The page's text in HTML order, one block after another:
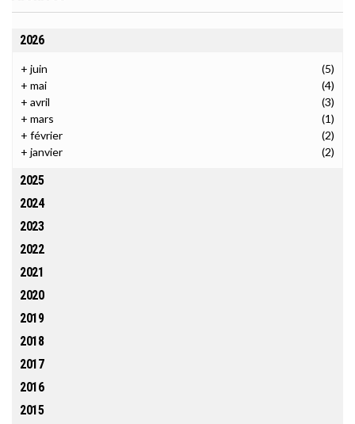
2026
+ juin
(5)
+ mai
(4)
+ avril
(3)
+ mars
(1)
+ février
(2)
+ janvier (2)
2025
2024
2023
2022
2021
2020
2019
2018
2017
2016
2015